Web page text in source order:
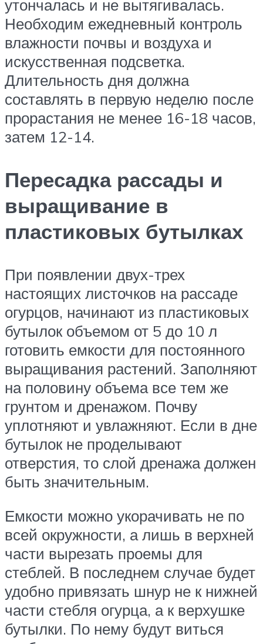
утончалась и не вытягивалась.
Необходим ежедневный контроль
влажности почвы и воздуха и
искусственная подсветка.
Длительность дня должна
составлять в первую неделю после
прорастания не менее 16-18 часов,
затем 12-14.
Пересадка рассады и
выращивание в
пластиковых бутылках
При появлении двух-трех
настоящих листочков на рассаде
огурцов, начинают из пластиковых
бутылок объемом от 5 до 10 л
готовить емкости для постоянного
выращивания растений. Заполняют
на половину объема все тем же
грунтом и дренажом. Почву
уплотняют и увлажняют. Если в дне
бутылок не проделывают
отверстия, то слой дренажа должен
быть значительным.
Емкости можно укорачивать не по
всей окружности, а лишь в верхней
части вырезать проемы для
стеблей. В последнем случае будет
удобно привязать шнур не к нижней
части стебля огурца, а к верхушке
бутылки. По нему будут виться